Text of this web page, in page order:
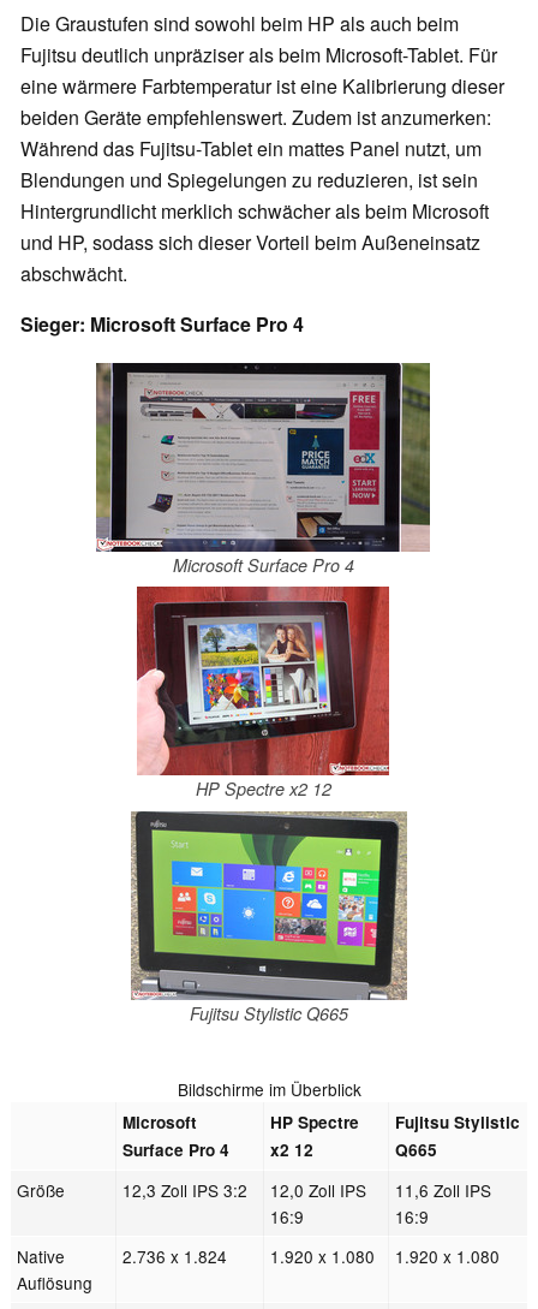
Die Graustufen sind sowohl beim HP als auch beim
Fujitsu deutlich unpräziser als beim Microsoft-Tablet. Für
eine wärmere Farbtemperatur ist eine Kalibrierung dieser
beiden Geräte empfehlenswert. Zudem ist anzumerken:
Während das Fujitsu-Tablet ein mattes Panel nutzt, um
Blendungen und Spiegelungen zu reduzieren, ist sein
Hintergrundlicht merklich schwächer als beim Microsoft
und HP, sodass sich dieser Vorteil beim Außeneinsatz
abschwächt.
Sieger: Microsoft Surface Pro 4
Microsoft Surface Pro 4
HP Spectre x2 12
Fujitsu Stylistic Q665
Bildschirme im Überblick
Microsoft
Surface Pro 4
HP Spectre
x2 12
Fujitsu Stylistic
Q665
Größe 12,3 Zoll IPS 3:2
12,0 Zoll IPS
16:9
11,6 Zoll IPS
16:9
Native
Auflösung
2.736 x 1.824 1.920 x 1.080 1.920 x 1.080